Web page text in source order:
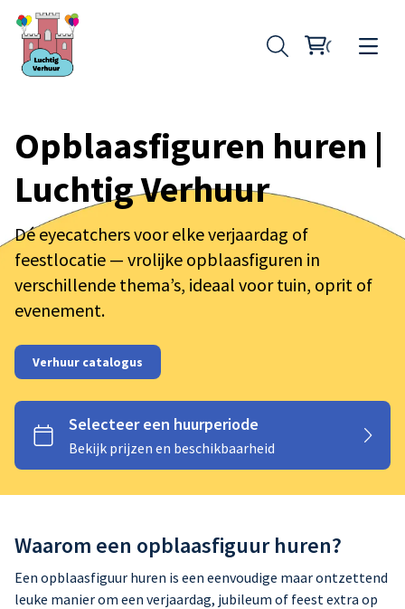
Opblaasfiguren
Skytubes
Springkussen middel
Springkussen groot
Stormbaan buikschuifbaan
Partytent
Opblaasfiguren huren |
Luchtig Verhuur
Dé eyecatchers voor elke verjaardag of
feestlocatie — vrolijke opblaasfiguren in
verschillende thema’s, ideaal voor tuin, oprit of
evenement.
Verhuur catalogus
Waarom een opblaasfiguur huren?
Een opblaasfiguur huren is een eenvoudige maar ontzettend
leuke manier om een verjaardag, jubileum of feest extra op